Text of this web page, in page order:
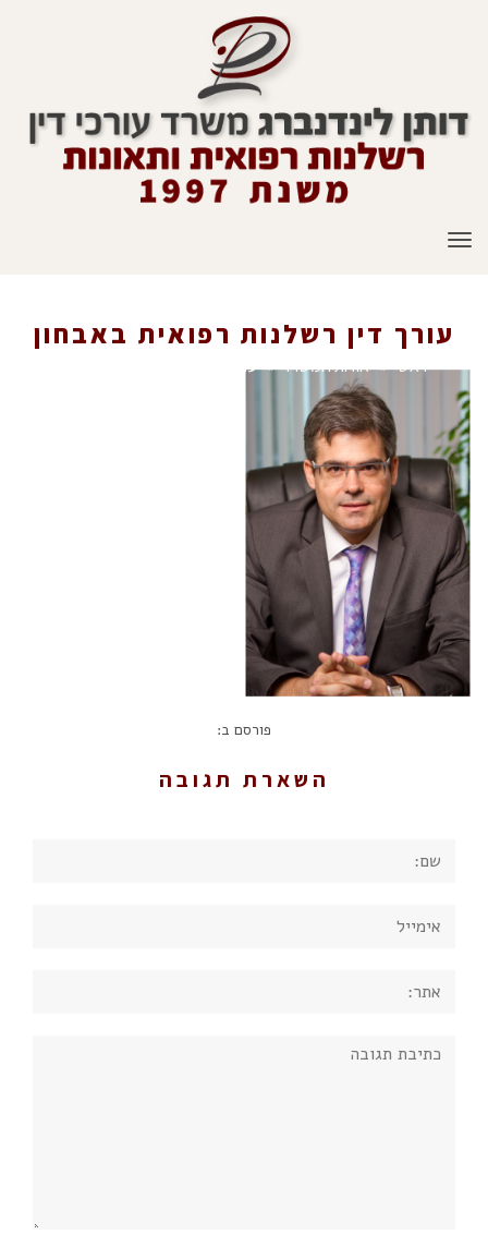
תפריט
ראשי » אודות המשרד » עורך דין רשלנות רפואית באבחון
עורך דין רשלנות רפואית באבחון
פורסם ב:
השארת תגובה